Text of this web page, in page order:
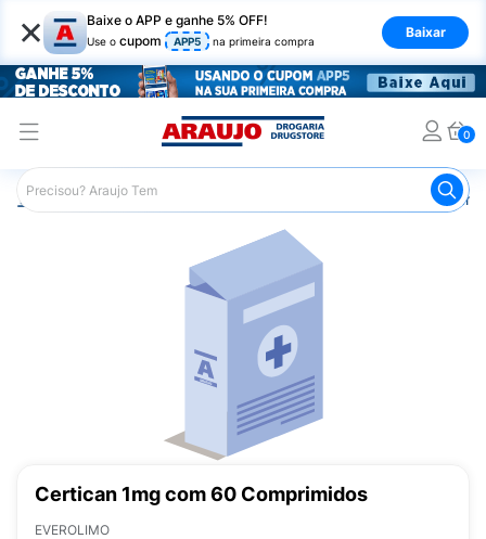
× Baixe o APP e ganhe 5% OFF!
Use o cupom APP5 na primeira compra
Baixar
0
Araujo Medicamentos Certican
Certican 1mg com 60 Comprimidos
EVEROLIMO